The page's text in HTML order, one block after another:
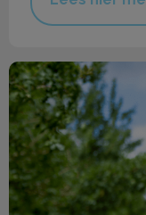
Paardenafdeling